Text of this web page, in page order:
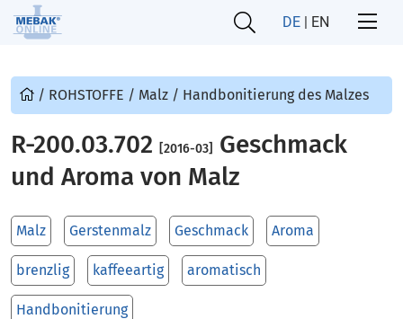
DE | EN
/ ROHSTOFFE / Malz / Handbonitierung des Malzes
R-200.03.702 [2016-03]
Geschmack
und Aroma von Malz
Malz Gerstenmalz Geschmack Aroma
brenzlig kaffeeartig aromatisch
Handbonitierung